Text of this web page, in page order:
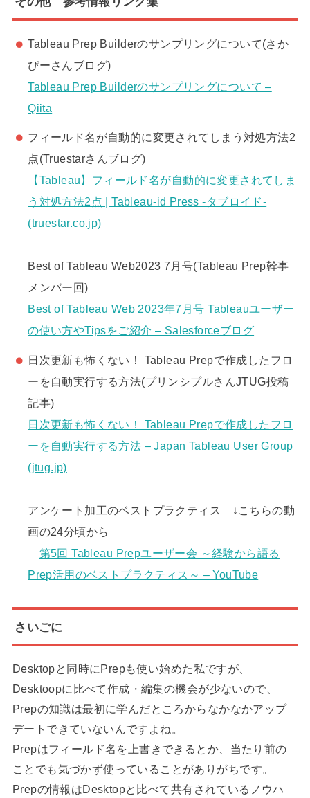
Tableau Prep Builderのサンプリングについて(さか
ぴーさんブログ)
Tableau Prep Builderのサンプリングについて –
Qiita
フィールド名が自動的に変更されてしまう対処方法2
点(Truestarさんブログ)
【Tableau】フィールド名が自動的に変更されてしま
う対処方法2点 | Tableau-id Press -タブロイド-
(truestar.co.jp)
Best of Tableau Web2023 7月号(Tableau Prep幹事
メンバー回)
Best of Tableau Web 2023年7月号 Tableauユーザー
の使い方やTipsをご紹介 – Salesforceブログ
日次更新も怖くない！ Tableau Prepで作成したフロ
ーを自動実行する方法(プリンシプルさんJTUG投稿
記事)
日次更新も怖くない！ Tableau Prepで作成したフロ
ーを自動実行する方法 – Japan Tableau User Group
(jtug.jp)
アンケート加工のベストプラクティス ↓こちらの動
画の24分頃から
第5回 Tableau Prepユーザー会 ～経験から語る
Prep活用のベストプラクティス～ – YouTube
さいごに
Desktopと同時にPrepも使い始めた私ですが、
Desktoopに比べて作成・編集の機会が少ないので、
Prepの知識は最初に学んだところからなかなかアップ
デートできていないんですよね。
Prepはフィールド名を上書きできるとか、当たり前の
ことでも気づかず使っていることがありがちです。
Prepの情報はDesktopと比べて共有されているノウハ